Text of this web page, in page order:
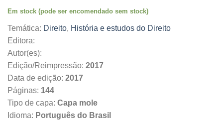
original
13.90€.
atual
12.51€.
Em stock (pode ser encomendado sem stock)
Temática: Direito, História e estudos do Direito
Editora:
Autor(es):
Edição/Reimpressão: 2017
Data de edição: 2017
Páginas: 144
Tipo de capa: Capa mole
Idioma: Português do Brasil